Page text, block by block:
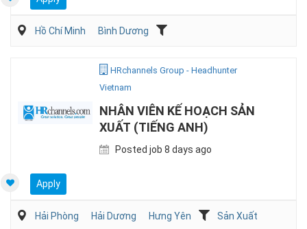
Hồ Chí Minh Bình Dương
HRchannels Group - Headhunter
Vietnam
NHÂN VIÊN KẾ HOẠCH SẢN
XUẤT (TIẾNG ANH)
Posted job 8 days ago
Apply
Hải Phòng Hải Dương Hưng Yên
Sản Xuất